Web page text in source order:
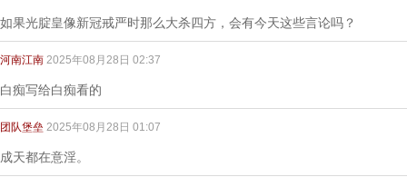
如果光腚皇像新冠戒严时那么大杀四方，会有今天这些言论吗？
河南江南 2025年08月28日 02:37
白痴写给白痴看的
团队堡垒 2025年08月28日 01:07
成天都在意淫。